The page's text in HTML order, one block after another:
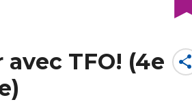
avec TFO! (4e
share